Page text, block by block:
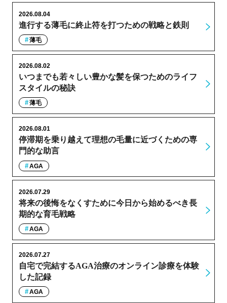
進行する薄毛に終止符を打つための戦略と鉄則
2026.08.04
薄毛
いつまでも若々しい豊かな髪を保つためのライフ
スタイルの秘訣
2026.08.02
薄毛
停滞期を乗り越えて理想の毛量に近づくための専
門的な助言
2026.08.01
AGA
将来の後悔をなくすために今日から始めるべき長
期的な育毛戦略
2026.07.29
AGA
自宅で完結するAGA治療のオンライン診療を体験
した記録
2026.07.27
AGA